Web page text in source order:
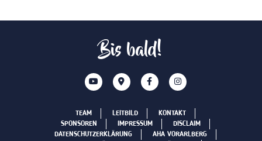
Bis bald!
TEAM LEITBILD
KONTAKT
SPONSOREN
IMPRESSUM
DISCLAIM
DATENSCHUTZERKLÄRUNG
AHA VORARLBERG